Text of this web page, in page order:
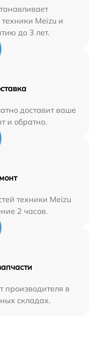
Meizu и
до 3 лет.
доставит ваше
и обратно.
техники Meizu
2 часов.
производителя в
складах.